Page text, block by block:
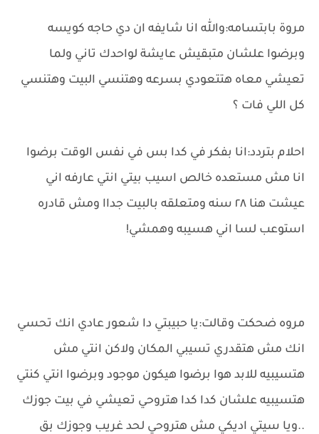
مروة بابتسامه:والله انا شايفه ان دي حاجه كويسه
وبرضوا علشان متبقيش عايشة لواحدك تاني ولما
تعيشي معاه هتتعودي بسرعه وهتنسي البيت وهتنسي
كل اللي فات ؟
احلام بتردد:انا بفكر في كدا بس في نفس الوقت برضوا
انا مش مستعده خالص اسيب بيتي انتي عارفه اني
عيشت هنا ٢٨ سنه ومتعلقه بالبيت جداا ومش قادره
استوعب لسا اني هسيبه وهمشي!
مروه ضحكت وقالت:يا حبيبتي دا شعور عادي انك تحسي
انك مش هتقدري تسيبي المكان ولاكن انتي مش
هتسيبيه للابد هوا برضوا هيكون موجود وبرضوا انتي كنتي
هتسيبيه علشان كدا كدا هتروحي تعيشي في بيت جوزك
..ويا سيتي اديكي مش هتروحي لحد غريب وجوزك بق